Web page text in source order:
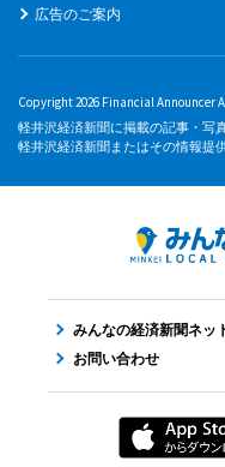
広告のご案内
Copyright 2026 Financial Announcer
軽井沢経済新聞に掲載の記事・写
軽井沢経済新聞またはその情報提
みんなの経済新聞ネッ
お問い合わせ